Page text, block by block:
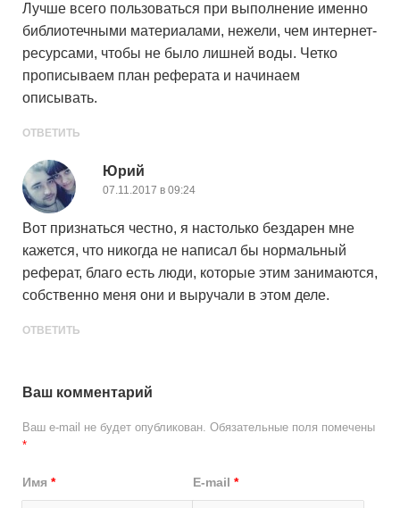
Лучше всего пользоваться при выполнение именно
библиотечными материалами, нежели, чем интернет-
ресурсами, чтобы не было лишней воды. Четко
прописываем план реферата и начинаем
описывать.
ОТВЕТИТЬ
Юрий
07.11.2017 в 09:24
Вот признаться честно, я настолько бездарен мне
кажется, что никогда не написал бы нормальный
реферат, благо есть люди, которые этим занимаются,
собственно меня они и выручали в этом деле.
ОТВЕТИТЬ
Ваш комментарий
Ваш e-mail не будет опубликован. Обязательные поля помечены
*
Имя * E-mail*